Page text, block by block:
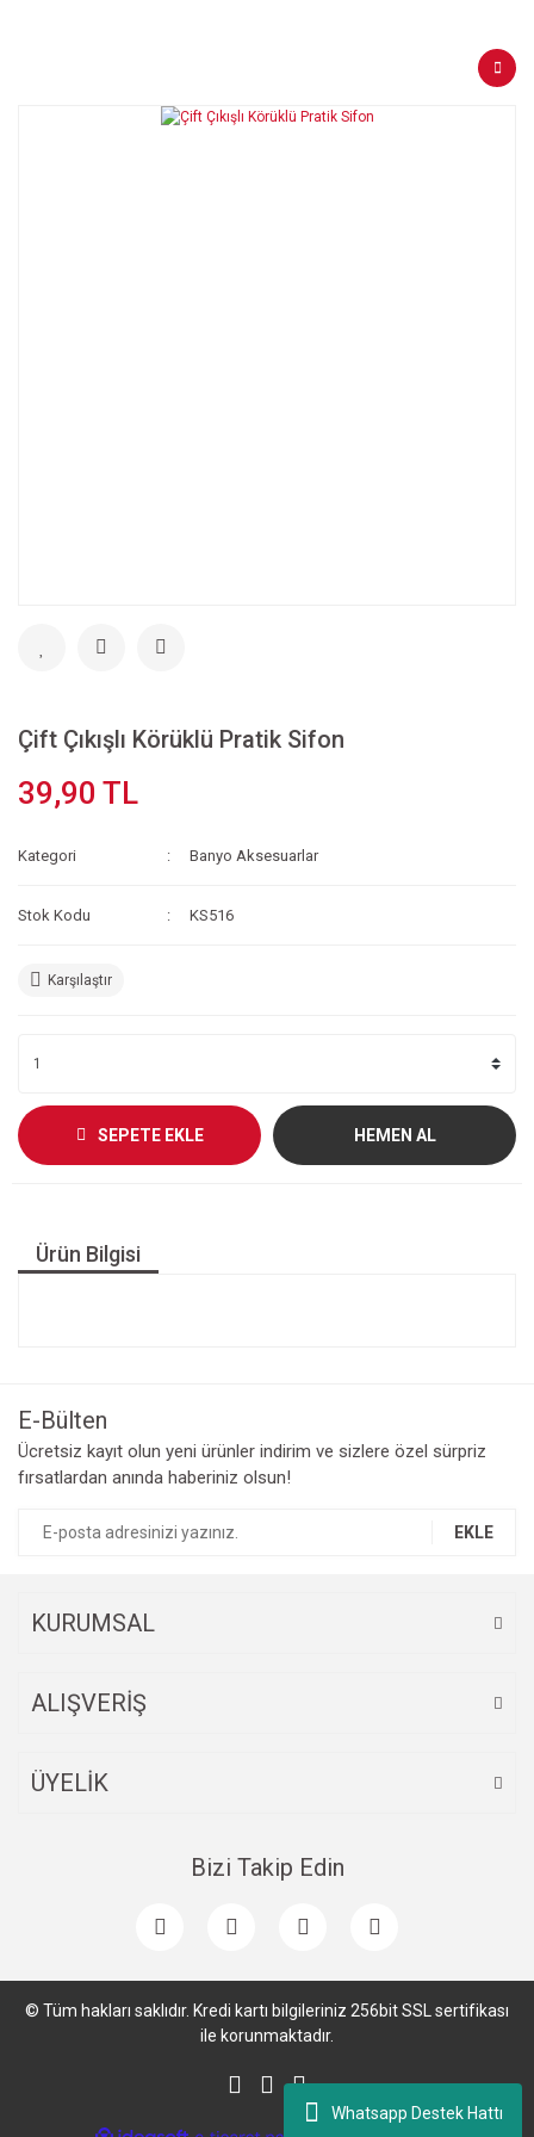
Whatsapp Destek Hattı
Çift Çıkışlı Körüklü Pratik Sifon
39,90 TL
Kategori Banyo Aksesuarlar
Stok Kodu KS516
Karşılaştır
SEPETE EKLE HEMEN AL
Ürün Bilgisi
E-Bülten
Ücretsiz kayıt olun yeni ürünler indirim ve sizlere özel sürpriz
fırsatlardan anında haberiniz olsun!
EKLE
KURUMSAL
ALIŞVERİŞ
ÜYELİK
Bizi Takip Edin
© Tüm hakları saklıdır. Kredi kartı bilgileriniz 256bit SSL sertifikası
ile korunmaktadır.